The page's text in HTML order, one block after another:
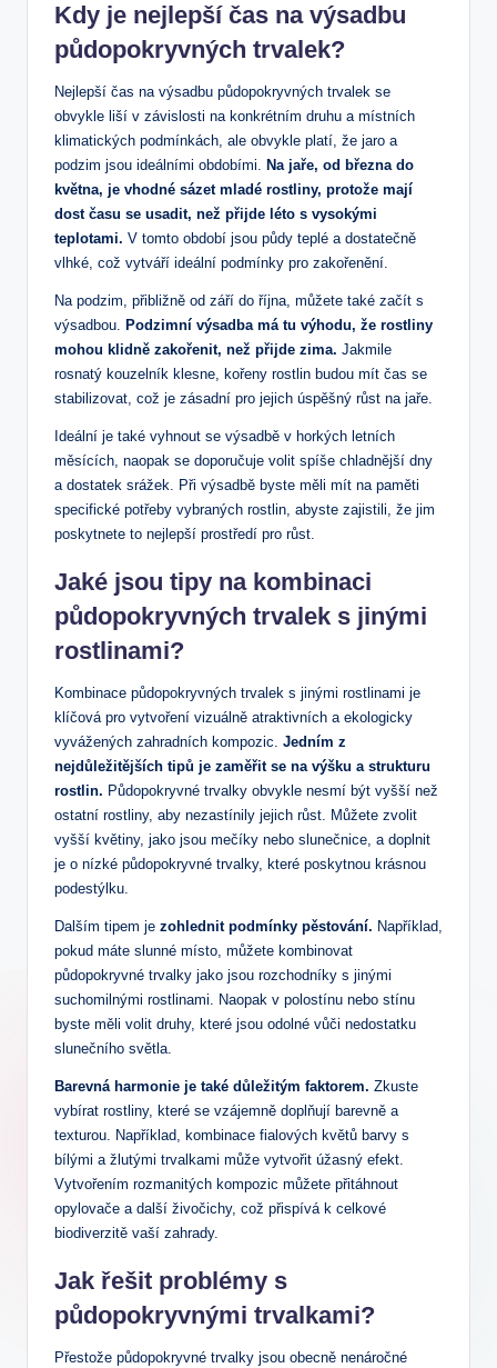
Kdy je nejlepší čas na výsadbu
půdopokryvných trvalek?
Nejlepší čas na výsadbu půdopokryvných trvalek se
obvykle liší v závislosti na konkrétním druhu a místních
klimatických podmínkách, ale obvykle platí, že jaro a
podzim jsou ideálními obdobími. Na jaře, od března do
května, je vhodné sázet mladé rostliny, protože mají
dost času se usadit, než přijde léto s vysokými
teplotami. V tomto období jsou půdy teplé a dostatečně
vlhké, což vytváří ideální podmínky pro zakořenění.
Na podzim, přibližně od září do října, můžete také začít s
výsadbou. Podzimní výsadba má tu výhodu, že rostliny
mohou klidně zakořenit, než přijde zima. Jakmile
rosnatý kouzelník klesne, kořeny rostlin budou mít čas se
stabilizovat, což je zásadní pro jejich úspěšný růst na jaře.
Ideální je také vyhnout se výsadbě v horkých letních
měsících, naopak se doporučuje volit spíše chladnější dny
a dostatek srážek. Při výsadbě byste měli mít na paměti
specifické potřeby vybraných rostlin, abyste zajistili, že jim
poskytnete to nejlepší prostředí pro růst.
Jaké jsou tipy na kombinaci
půdopokryvných trvalek s jinými
rostlinami?
Kombinace půdopokryvných trvalek s jinými rostlinami je
klíčová pro vytvoření vizuálně atraktivních a ekologicky
vyvážených zahradních kompozic. Jedním z
nejdůležitějších tipů je zaměřit se na výšku a strukturu
rostlin. Půdopokryvné trvalky obvykle nesmí být vyšší než
ostatní rostliny, aby nezastínily jejich růst. Můžete zvolit
vyšší květiny, jako jsou mečíky nebo slunečnice, a doplnit
je o nízké půdopokryvné trvalky, které poskytnou krásnou
podestýlku.
Dalším tipem je zohlednit podmínky pěstování. Například,
pokud máte slunné místo, můžete kombinovat
půdopokryvné trvalky jako jsou rozchodníky s jinými
suchomilnými rostlinami. Naopak v polostínu nebo stínu
byste měli volit druhy, které jsou odolné vůči nedostatku
slunečního světla.
Barevná harmonie je také důležitým faktorem. Zkuste
vybírat rostliny, které se vzájemně doplňují barevně a
texturou. Například, kombinace fialových květů barvy s
bílými a žlutými trvalkami může vytvořit úžasný efekt.
Vytvořením rozmanitých kompozic můžete přitáhnout
opylovače a další živočichy, což přispívá k celkové
biodiverzitě vaší zahrady.
Jak řešit problémy s
půdopokryvnými trvalkami?
Přestože půdopokryvné trvalky jsou obecně nenáročné